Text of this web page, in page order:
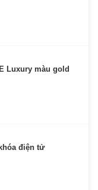
Luxury màu gold
điện tử